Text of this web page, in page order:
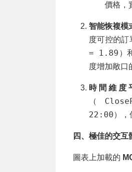
價格，
智能恢複模
度可控的
= 1.89 ）
度增加敞口
時間維度
（
22:00）
四、極佳的交
圖表上加載的